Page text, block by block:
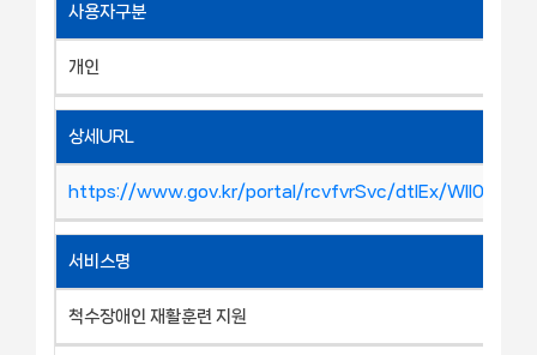
사용자구분
개인
상세URL
https://www.gov.kr/portal/rcvfvrSvc/dtlEx/
서비스명
척수장애인 재활훈련 지원